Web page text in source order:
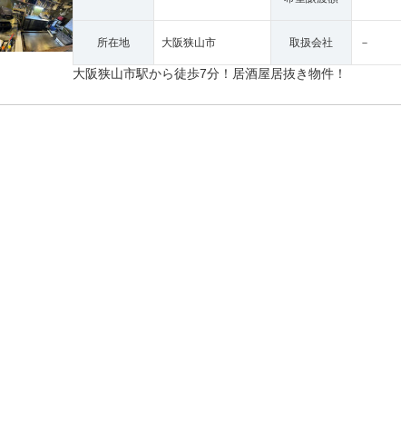
所在地 大阪狭山市 取扱会社 －
大阪狭山市駅から徒歩7分！居酒屋居抜き物件！